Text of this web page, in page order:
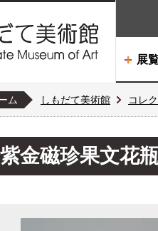
展
ム しもだて美術館 コレ
紫金磁珍果文花